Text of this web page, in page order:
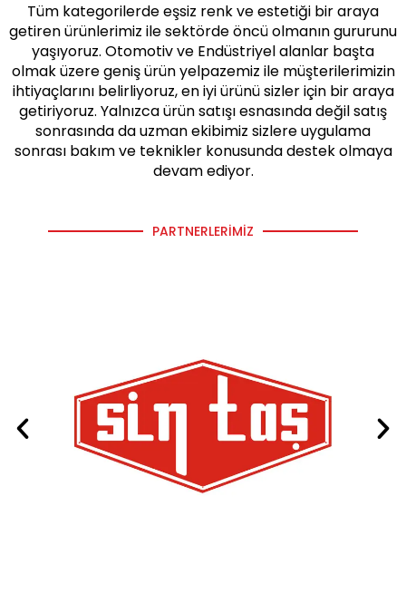
Tüm kategorilerde eşsiz renk ve estetiği bir araya
getiren ürünlerimiz ile sektörde öncü olmanın gururunu
yaşıyoruz. Otomotiv ve Endüstriyel alanlar başta
olmak üzere geniş ürün yelpazemiz ile müşterilerimizin
ihtiyaçlarını belirliyoruz, en iyi ürünü sizler için bir araya
getiriyoruz. Yalnızca ürün satışı esnasında değil satış
sonrasında da uzman ekibimiz sizlere uygulama
sonrası bakım ve teknikler konusunda destek olmaya
devam ediyor.
PARTNERLERIMIZ